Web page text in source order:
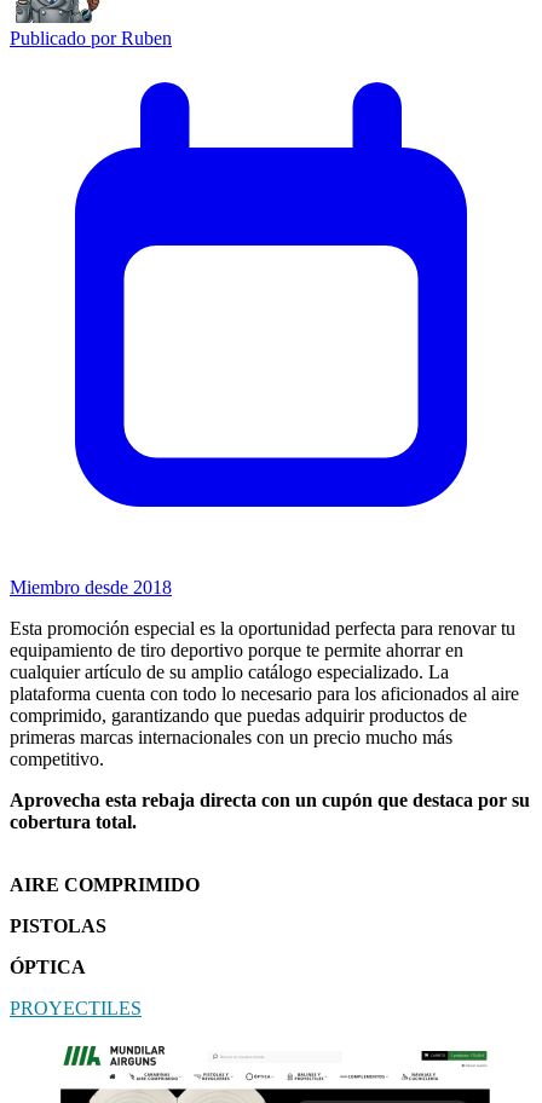
Publicado porRuben
Miembro desde 2018
Esta promoción especial es la oportunidad perfecta para renovar tu
equipamiento de tiro deportivo porque te permite ahorrar en
cualquier artículo de su amplio catálogo especializado. La
plataforma cuenta con todo lo necesario para los aficionados al aire
comprimido, garantizando que puedas adquirir productos de
primeras marcas internacionales con un precio mucho más
competitivo.
Aprovecha esta rebaja directa con un cupón que destaca por su
cobertura total.
AIRE COMPRIMIDO
PISTOLAS
ÓPTICA
PROYECTILES